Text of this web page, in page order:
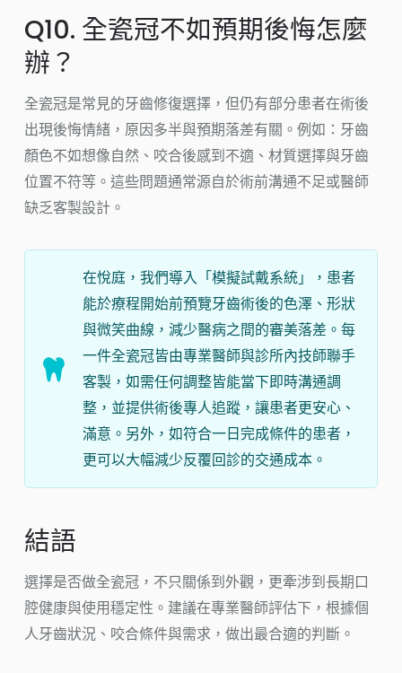
Q10. 全瓷冠不如預期後悔怎麼
辦？
全瓷冠是常見的牙齒修復選擇，但仍有部分患者在術後
出現後悔情緒，原因多半與預期落差有關。例如：牙齒
顏色不如想像自然、咬合後感到不適、材質選擇與牙齒
位置不符等。這些問題通常源自於術前溝通不足或醫師
缺乏客製設計。
在悅庭，我們導入「模擬試戴系統」，患者
能於療程開始前預覽牙齒術後的色澤、形狀
與微笑曲線，減少醫病之間的審美落差。每
一件全瓷冠皆由專業醫師與診所內技師聯手
客製，如需任何調整皆能當下即時溝通調
整，並提供術後專人追蹤，讓患者更安心、
滿意。另外，如符合一日完成條件的患者，
更可以大幅減少反覆回診的交通成本。
結語
選擇是否做全瓷冠，不只關係到外觀，更牽涉到長期口
腔健康與使用穩定性。建議在專業醫師評估下，根據個
人牙齒狀況、咬合條件與需求，做出最合適的判斷。